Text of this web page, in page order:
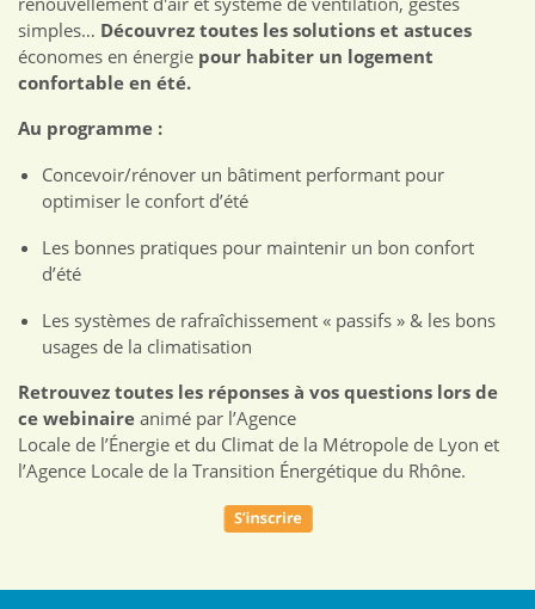
simples… Découvrez toutes les solutions et astuces
économes en énergie pour habiter un logement
confortable en été.
Au programme :
Concevoir/rénover un bâtiment performant pour
optimiser le confort d’été
Les bonnes pratiques pour maintenir un bon confort
d’été
Les systèmes de rafraîchissement « passifs » & les bons
usages de la climatisation
Retrouvez toutes les réponses à vos questions lors de
ce webinaire animé par l’Agence
Locale de l’Énergie et du Climat de la Métropole de Lyon et
l’Agence Locale de la Transition Énergétique du Rhône.